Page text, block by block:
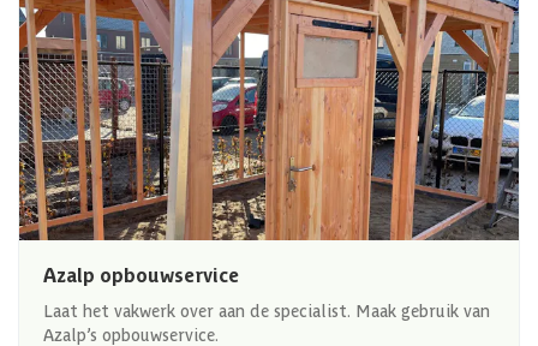
Azalp opbouwservice
Laat het vakwerk over aan de specialist. Maak gebruik van
Azalp’s opbouwservice.